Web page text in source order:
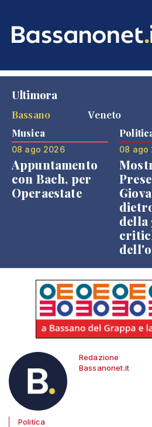
Ultimora
Bassano
Veneto
Musica
08 ago 2026
Appuntamento
con Bach, per
Operaestate
08 ago
della
Redazione
Bassanonet.it
Politica